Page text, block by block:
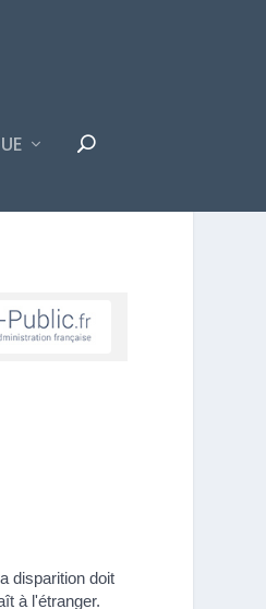
disparition doit
à l'étranger.